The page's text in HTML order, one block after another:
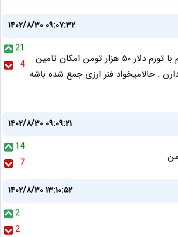
۱۴۰۲/۸/۳۰ ۰۹:۰۷:۳۲
21
4
واقعیت اینه که مردم با تورم دلار ۵۰ هزار تومن امکان تامین
. حالامیخواد فنر ارزی جمع شده باشه
۱۴۰۲/۸/۳۰ ۰۹:۰۹:۲۱
14
7
۱۴۰۲/۸/۳۰ ۱۳:۱۰:۵۲
2
2